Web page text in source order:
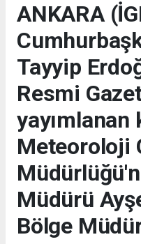
ANKARA
Tayyip
Resmi
yayımlanan
Meteoroloji
Müdürü
Bölge